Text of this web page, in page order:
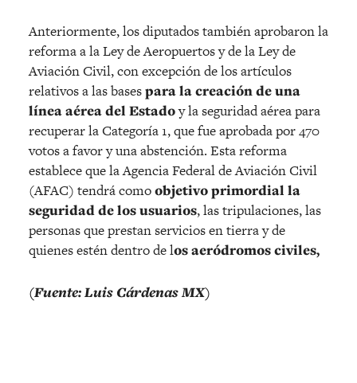
Anteriormente, los diputados también aprobaron la
reforma a la Ley de Aeropuertos y de la Ley de
Aviación Civil, con excepción de los artículos
relativos a las basespara la creación de una
línea aérea del Estadoy la seguridad aérea para
recuperar la Categoría 1, que fue aprobada por 470
votos a favor y una abstención. Esta reforma
establece que la Agencia Federal de Aviación Civil
(AFAC) tendrá comoobjetivo primordial la
seguridad de los usuarios, las tripulaciones, las
personas que prestan servicios en tierra y de
quienes estén dentro de los aeródromos civiles,
(Fuente: Luis Cárdenas MX)